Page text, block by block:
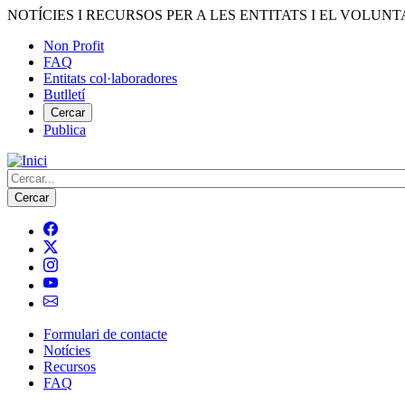
Vés
contingut
NOTÍCIES I RECURSOS PER A LES ENTITATS I EL
Menú
del
compte
d'usuari
Non Profit
FAQ
Entitats col·laboradores
Butlletí
Cercar
Publica
Cerca
Navegació
principal
Formulari de contacte
Notícies
Recursos
FAQ